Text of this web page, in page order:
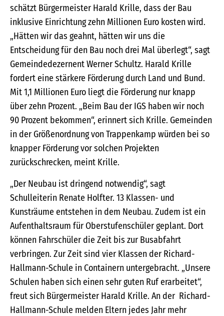
schätzt Bürgermeister Harald Krille, dass der Bau
inklusive Einrichtung zehn Millionen Euro kosten wird.
„Hätten wir das geahnt, hätten wir uns die
Entscheidung für den Bau noch drei Mal überlegt“, sagt
Gemeindedezernent Werner Schultz. Harald Krille
fordert eine stärkere Förderung durch Land und Bund.
Mit 1,1 Millionen Euro liegt die Förderung nur knapp
über zehn Prozent. „Beim Bau der IGS haben wir noch
90 Prozent bekommen“, erinnert sich Krille. Gemeinden
in der Größenordnung von Trappenkamp würden bei so
knapper Förderung vor solchen Projekten
zurückschrecken, meint Krille.
„Der Neubau ist dringend notwendig“, sagt
Schulleiterin Renate Holfter. 13 Klassen- und
Kunsträume entstehen in dem Neubau. Zudem ist ein
Aufenthaltsraum für Oberstufenschüler geplant. Dort
können Fahrschüler die Zeit bis zur Busabfahrt
verbringen. Zur Zeit sind vier Klassen der Richard-
Hallmann-Schule in Containern untergebracht. „Unsere
Schulen haben sich einen sehr guten Ruf erarbeitet“,
freut sich Bürgermeister Harald Krille. An der Richard-
Hallmann-Schule melden Eltern jedes Jahr mehr